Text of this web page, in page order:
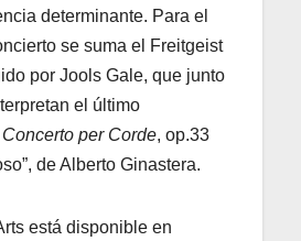
determinante. Para el
se suma el Freitgeist
por Jools Gale, que junto
el último
Concerto per Corde, op.33
de Alberto Ginastera.
está disponible en